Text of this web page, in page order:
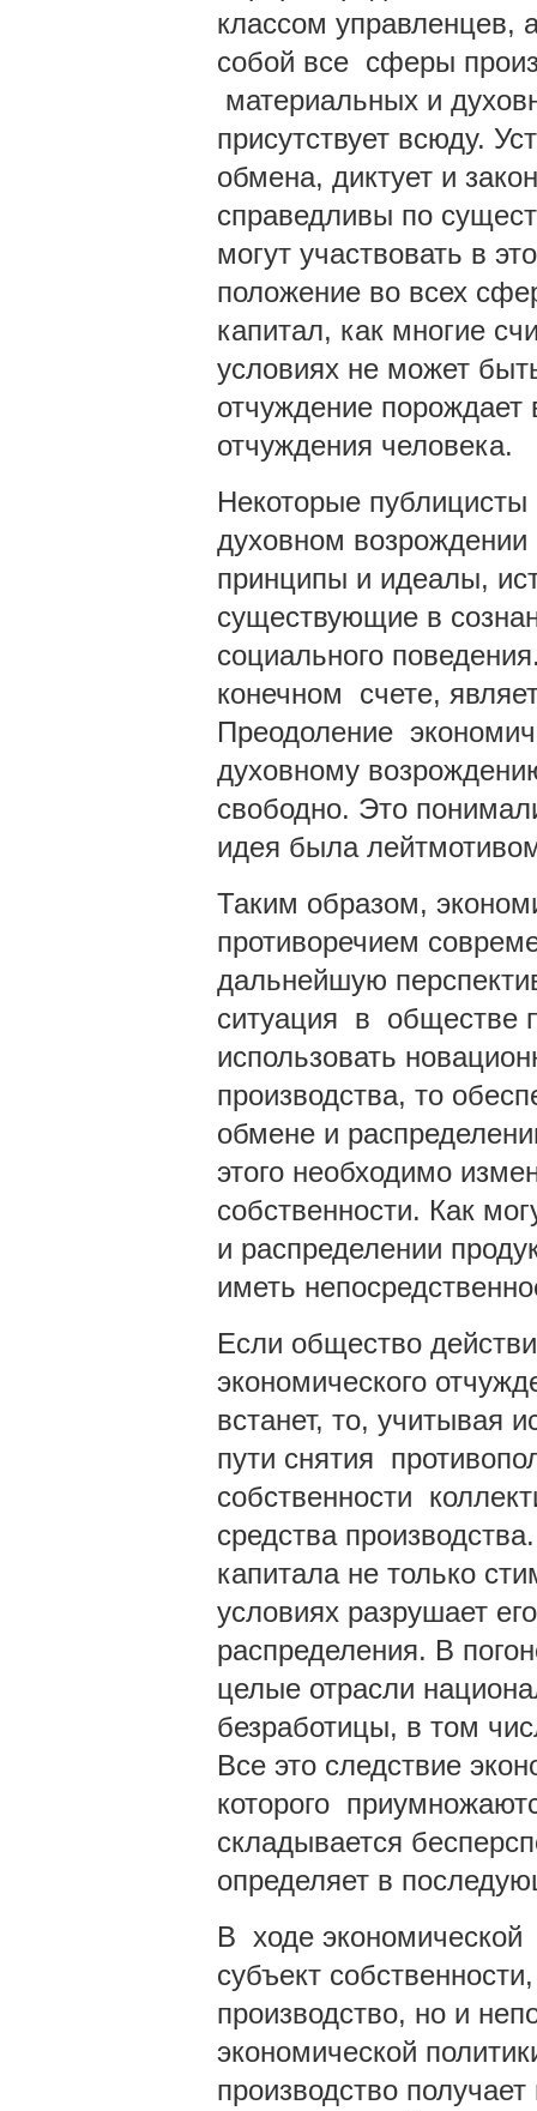
классом управленцев,
собой все сферы
материальных и
присутствует всюду.
обмена, диктует и
справедливы по
могут участвовать в
положение во всех
капитал, как многие
условиях не может
отчуждение
отчуждения человека.
Некоторые
духовном
принципы и идеалы,
существующие в
социального
конечном счете,
Преодоление
духовному
свободно. Это
идея была
Таким образом,
противоречием
дальнейшую
ситуация в обществе
использовать
производства, то
обмене и
этого необходимо
собственности. Как
и распределении
иметь
Если общество
экономического
встанет, то, учитывая
пути снятия
собственности
средства
капитала не только
условиях разрушает
распределения. В
целые отрасли
безработицы, в том
Все это следствие
которого
складывается
определяет в
В ходе
субъект
производство, но и
экономической
производство